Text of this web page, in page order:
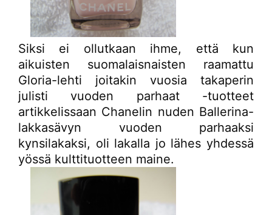
Siksi ei ollutkaan ihme, että kun
aikuisten suomalaisnaisten raamattu
Gloria-lehti joitakin vuosia takaperin
julisti vuoden parhaat -tuotteet
artikkelissaan Chanelin nuden Ballerina-
lakkasävyn vuoden parhaaksi
kynsilakaksi, oli lakalla jo lähes yhdessä
yössä kulttituotteen maine.